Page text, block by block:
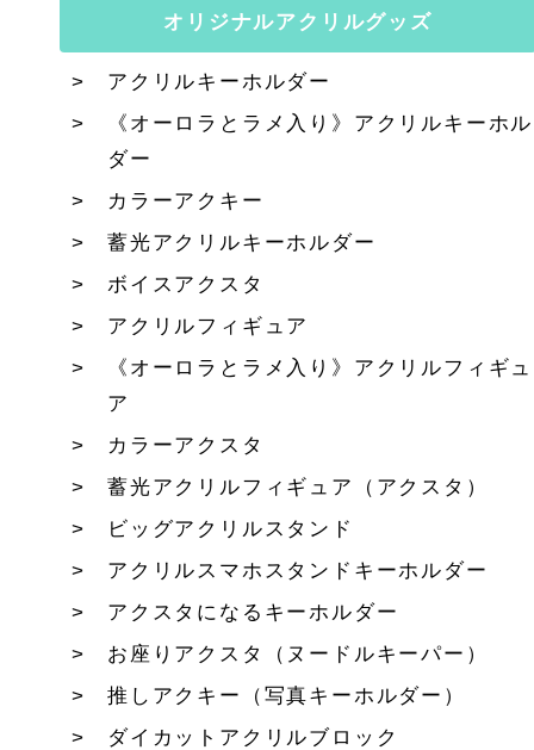
オリジナルアクリルグッズ
アクリルキーホルダー
《オーロラとラメ入り》アクリルキーホル
ダー
カラーアクキー
蓄光アクリルキーホルダー
ボイスアクスタ
アクリルフィギュア
《オーロラとラメ入り》アクリルフィギュ
ア
カラーアクスタ
蓄光アクリルフィギュア（アクスタ）
ビッグアクリルスタンド
アクリルスマホスタンドキーホルダー
アクスタになるキーホルダー
お座りアクスタ（ヌードルキーパー）
推しアクキー（写真キーホルダー）
ダイカットアクリルブロック